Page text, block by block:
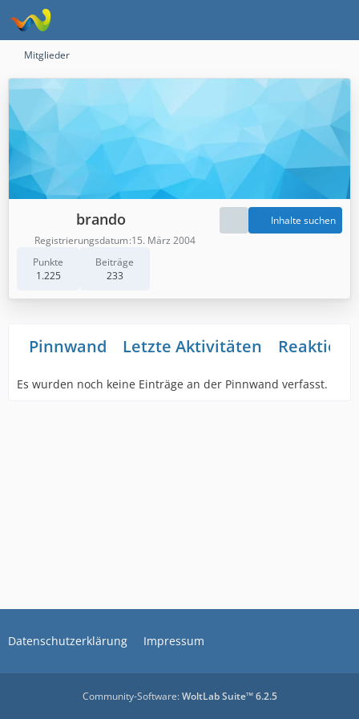
Mitglieder
brando
Punkte
1.225
Beiträge
233
Inhalte suchen
Registrierungsdatum 15. März 2004
Pinnwand Letzte Aktivitäten
Es wurden noch keine Einträge an der Pinnwand verfasst.
Datenschutzerklärung Impressum
Community-Software:WoltLab Suite™ 6.2.5